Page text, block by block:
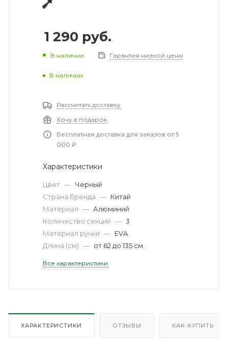
1 290 руб.
В наличии Гарантия низкой цены
В наличии
Рассчитать доставку
Хочу в подарок
Бесплатная доставка для заказов от 5
000 ₽
Характеристики
Цвет — Черный
Страна бренда — Китай
Материал — Алюминий
Количество секций — 3
Материал ручки — EVA
Длина (см) — от 62 до 135 см.
Все характеристики
ХАРАКТЕРИСТИКИ ОТЗЫВЫ КАК КУПИТЬ